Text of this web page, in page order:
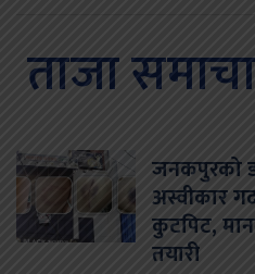
ताजा
जनकपुरको
अस्वीकार
कुटपिट,
तयारी